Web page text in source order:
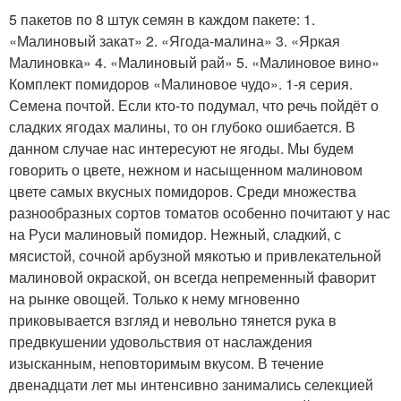
5 пакетов по 8 штук семян в каждом пакете: 1.
«Малиновый закат» 2. «Ягода-малина» 3. «Яркая
Малиновка» 4. «Малиновый рай» 5. «Малиновое вино»
Комплект помидоров «Малиновое чудо». 1-я серия.
Семена почтой. Если кто-то подумал, что речь пойдёт о
сладких ягодах малины, то он глубоко ошибается. В
данном случае нас интересуют не ягоды. Мы будем
говорить о цвете, нежном и насыщенном малиновом
цвете самых вкусных помидоров. Среди множества
разнообразных сортов томатов особенно почитают у нас
на Руси малиновый помидор. Нежный, сладкий, с
мясистой, сочной арбузной мякотью и привлекательной
малиновой окраской, он всегда непременный фаворит
на рынке овощей. Только к нему мгновенно
приковывается взгляд и невольно тянется рука в
предвкушении удовольствия от наслаждения
изысканным, неповторимым вкусом. В течение
двенадцати лет мы интенсивно занимались селекцией